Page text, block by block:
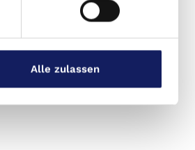
Alle zulassen